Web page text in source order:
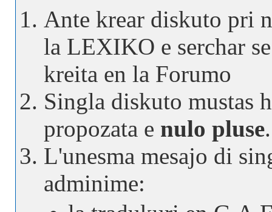
Ante krear diskuto pri
la LEXIKO e serchar
kreita en la Forumo
Singla diskuto mustas
propozata e nulo pluse.
L'unesma mesajo di
adminime: